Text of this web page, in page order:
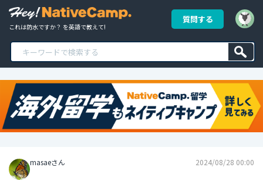
これは防水ですか？ を英語で教えて!
質問する
masaeさん 2024/08/28 00:00